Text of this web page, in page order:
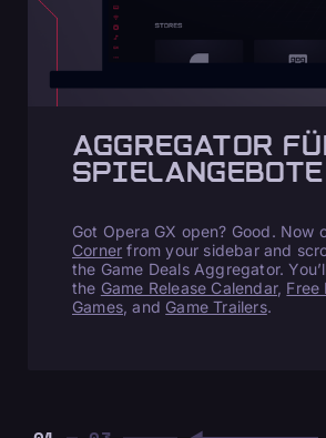
AGGREGATOR
SPIELANGEBOTE
Got Opera GX open? Good. Now
Corner from your sidebar and
the Game Deals Aggregator.
the Game Release Calendar, Free
Games , and Game Trailers.